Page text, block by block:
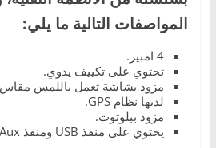
المواصفات التالية ما يلي:
4 امبير.
تحتوي على تكييف يدوي.
مزود بشاشة تعمل باللمس مقاس 6.25 بوصة.
لديها نظام GPS.
مزود ببلوتوث.
يحتوي على منفذ USB ومنفذ Aux.